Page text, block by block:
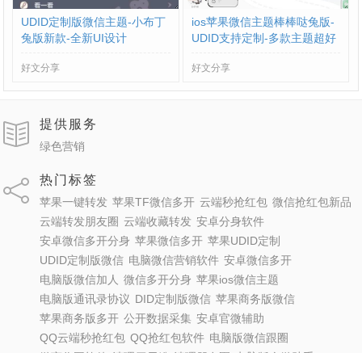
UDID定制版微信主题-小布丁
兔版新款-全新UI设计
好文分享
ios苹果微信主题棒棒哒兔版-
UDID支持定制-多款主题超好
好文分享
提供服务
绿色营销
热门标签
苹果一键转发 苹果TF微信多开 云端秒抢红包 微信抢红包新品
云端转发朋友圈 云端收藏转发 安卓分身软件
安卓微信多开分身 苹果微信多开 苹果UDID定制
UDID定制版微信 电脑微信营销软件 安卓微信多开
电脑版微信加人 微信多开分身 苹果ios微信主题
电脑版通讯录协议 DID定制版微信 苹果商务版微信
苹果商务版多开 公开数据采集 安卓官微辅助
QQ云端秒抢红包 QQ抢红包软件 电脑版微信跟圈